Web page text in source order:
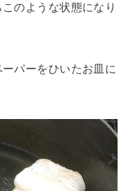
のような状態になり
パーをひいたお皿に